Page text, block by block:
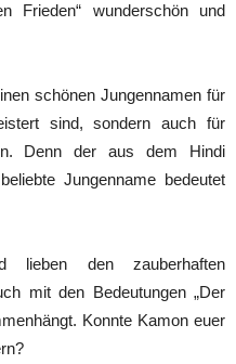
Frieden“ wunderschön und
schönen Jungennamen für
sind, sondern auch für
Denn der aus dem Hindi
Jungenname bedeutet
lieben den zauberhaften
mit den Bedeutungen „Der
Konnte Kamon euer